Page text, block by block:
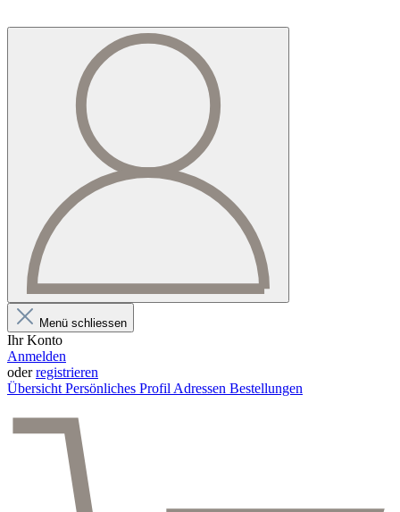
Menü schliessen
Ihr Konto
Anmelden
oderregistrieren
Übersicht Persönliches Profil Adressen Bestellungen